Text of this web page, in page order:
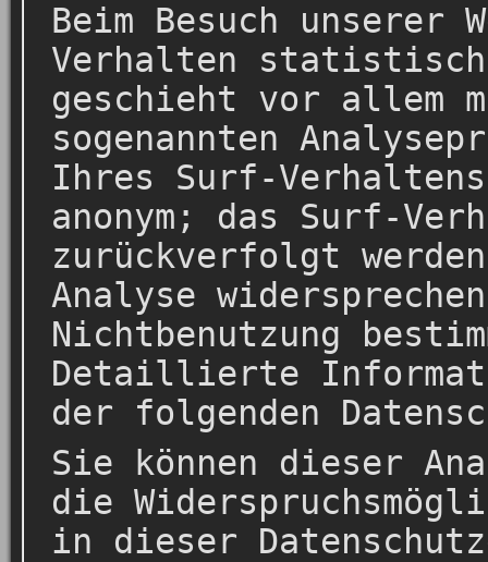
Beim Besuch
Verhalten statistisch
geschieht vor allem
sogenannten
Ihres Surf-
anonym; das Surf-
zurückverfolgt
Analyse
Nichtbenutzung
Detaillierte
der folgenden
Sie können dieser
die
in dieser